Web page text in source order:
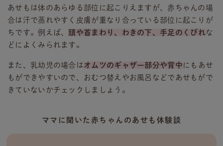
あせもは体のあらゆる部位に起こりえますが、赤ちゃんの場
合は汗で蒸れやすく皮膚が重なり合っている部位に起こりが
ちです。例えば、 頭や首まわり、わきの下、手足のくびれな
どによくみられます。
また、乳幼児の場合は オムツのギャザー部分や背中 にもあせ
もができやすいので、おむつ替えやお風呂などであせもがで
きていないかチェックしましょう。
ママに聞いた赤ちゃんのあせも体験談